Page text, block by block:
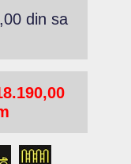
din sa